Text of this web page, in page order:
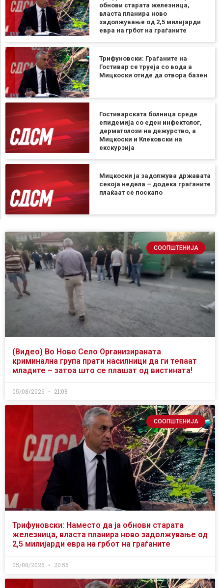
обнови старата железница,
власта планира ново
задолжување од 2,5 милијарди
евра на грбот на граѓаните
Трифуновски: Граѓаните на
Гостивар се труеја со вода а
Мицкоски отиде да отвора базен
Гостиварската болница среде
епидемија со еден инфектолог,
дерматолози на дежурство, а
Мицкоски и Клековски на
екскурзија
Мицкоски ја задолжува државата
секоја недела – додека граѓаните
плаќаат сѐ поскапо
СООПШТЕНИЈА
(Видео) Во Ново Село Организираната
криминална група прати насилници да ги тепаат
младите – затоа што се плашат од вистината!
05/08/2026 21:08
СООПШТЕНИЈА
Трифуновски: Наместо да ја обнови старата
железница, власта планира ново задолжување од
2,5 милијарди евра на грбот на граѓаните
05/08/2026 20:56